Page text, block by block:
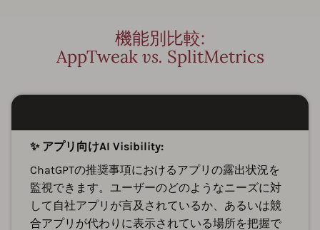
機能別比較:
AppTweakvs. SplitMetrics
✨ アプリ向けAI Visibility:
ChatGPTの推奨事項におけるアプリの露出状況を
監視できます。ユーザーのどのようなニーズに対
して自社アプリが言及されているか、あるいは競
合アプリが代わりに表示されている場所を把握で